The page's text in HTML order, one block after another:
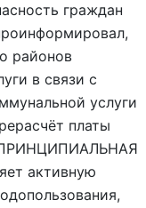
граждан
районов
в связи с
услуги
платы
ПРИНЦИПИАЛЬНАЯ
активную